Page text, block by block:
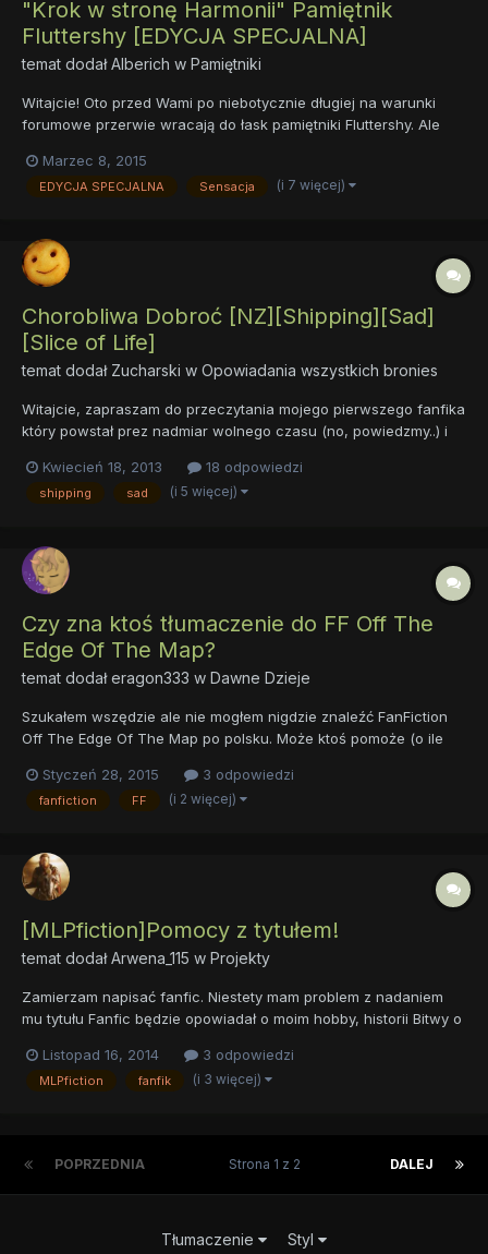
"Krok w stronę Harmonii" Pamiętnik
Fluttershy [EDYCJA SPECJALNA]
temat dodałAlberich w Pamiętniki
Witajcie! Oto przed Wami po niebotycznie długiej na warunki
forumowe przerwie wracają do łask pamiętniki Fluttershy. Ale
specjalną: "Krok w stronę Harmonii" Ładny obrazek, by przykuć
oko... Jest to zaplanowany, składają...
Marzec 8, 2015
EDYCJA SPECJALNA Sensacja (i 7 więcej)
Chorobliwa Dobroć [NZ][Shipping][Sad]
[Slice of Life]
temat dodał Zucharski w Opowiadania wszystkich bronies
Witajcie, zapraszam do przeczytania mojego pierwszego fanfika
który powstał prez nadmiar wolnego czasu (no, powiedzmy..) i
błędów, interpunkcyjnych, narracyjnych itd. Wytykajci mi je Opis:
Fluttershy jest zakochana w Rainbow Dash, jednak pr...
Kwiecień 18, 2013 18 odpowiedzi
shipping sad (i 5 więcej)
Czy zna ktoś tłumaczenie do FF Off The
Edge Of The Map?
temat dodałeragon333 w Dawne Dzieje
Szukałem wszędzie ale nie mogłem nigdzie znaleźć FanFiction
Off The Edge Of The Map po polsku. Może ktoś pomoże (o ile
Styczeń 28, 2015
3 odpowiedzi
fanfiction FF (i 2 więcej)
[MLPfiction]Pomocy z tytułem!
temat dodałArwena_115 w Projekty
Zamierzam napisać fanfic. Niestety mam problem z nadaniem
mu tytułu Fanfic będzie opowiadał o moim hobby, historii Bitwy o
nie mogę wymyślić! Może Wy mi coś podpowiecie??? Serdeczne
dzięki za wszystkie propozycje
Listopad 16, 2014 3 odpowiedzi
MLPfiction fanfik (i 3 więcej)
POPRZEDNIA DALEJ
Strona 1 z 2
Tłumaczenie Styl